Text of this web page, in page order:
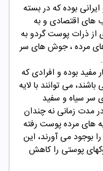
بوده که در بسته
های اقتصادی و به
از ذرات پوست گردو به
مرده ، جوش های سر
مفید بوده و افرادی که
می توانند با لایه
سر سیاه و سفید
مدت زمانی نه چندان
های مرده پوست رفته
بوجود می آورند، این
پوستی را کاهش